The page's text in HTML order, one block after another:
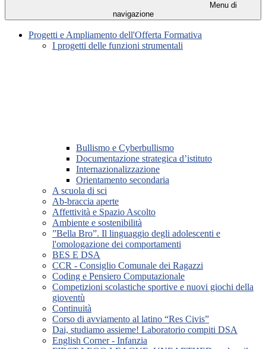
Menu di
navigazione
Progetti e Ampliamento dell'Offerta Formativa
I progetti delle funzioni strumentali
Bullismo e Cyberbullismo
Documentazione strategica d’istituto
Internazionalizzazione
Orientamento secondaria
A scuola di sci
Ab-braccia aperte
Affettività e Spazio Ascolto
Ambiente e sostenibilità
”Bella Bro”. Il linguaggio degli adolescenti e
l'omologazione dei comportamenti
BES E DSA
CCR - Consiglio Comunale dei Ragazzi
Coding e Pensiero Computazionale
Competizioni scolastiche sportive e nuovi giochi della
gioventù
Continuità
Corso di avviamento al latino “Res Civis”
Dai, studiamo assieme! Laboratorio compiti DSA
English Corner - Infanzia